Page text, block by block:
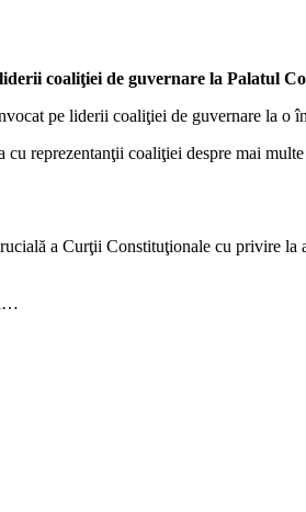
coaliţiei de guvernare la Palatul
pe liderii coaliţiei de guvernare la o
reprezentanţii coaliţiei despre mai
a Curţii Constituţionale cu privire